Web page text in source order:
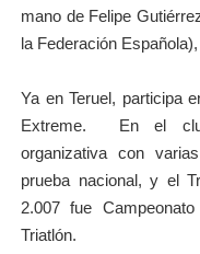
mano de Felipe
la Federación
Ya en Teruel, participa
Extreme. En el
organizativa con
prueba nacional, y el
2.007 fue
Triatlón.